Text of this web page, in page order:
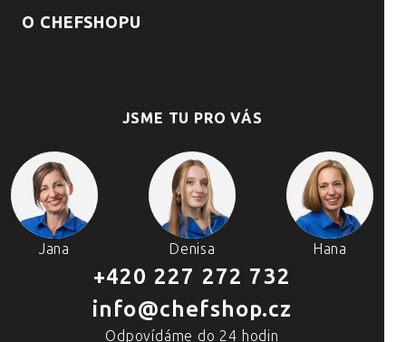
O CHEFSHOPU
JSME TU PRO VÁS
Jana Denisa Hana
+420 227 272 732
info@chefshop.cz
Odpovídáme do 24 hodin